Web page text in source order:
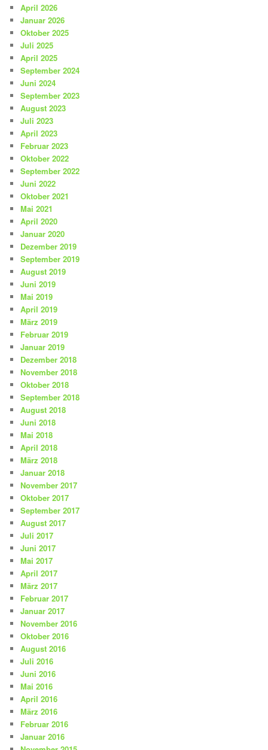
April 2026
Januar 2026
Oktober 2025
Juli 2025
April 2025
September 2024
Juni 2024
September 2023
August 2023
Juli 2023
April 2023
Februar 2023
Oktober 2022
September 2022
Juni 2022
Oktober 2021
Mai 2021
April 2020
Januar 2020
Dezember 2019
September 2019
August 2019
Juni 2019
Mai 2019
April 2019
März 2019
Februar 2019
Januar 2019
Dezember 2018
November 2018
Oktober 2018
September 2018
August 2018
Juni 2018
Mai 2018
April 2018
März 2018
Januar 2018
November 2017
Oktober 2017
September 2017
August 2017
Juli 2017
Juni 2017
Mai 2017
April 2017
März 2017
Februar 2017
Januar 2017
November 2016
Oktober 2016
August 2016
Juli 2016
Juni 2016
Mai 2016
April 2016
März 2016
Februar 2016
Januar 2016